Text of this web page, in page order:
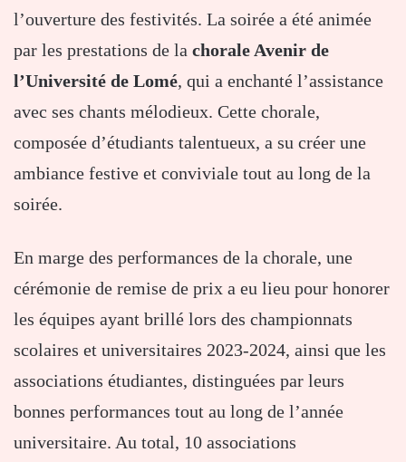
l’ouverture des festivités. La soirée a été animée
par les prestations de la chorale Avenir de
l’Université de Lomé, qui a enchanté l’assistance
avec ses chants mélodieux. Cette chorale,
composée d’étudiants talentueux, a su créer une
ambiance festive et conviviale tout au long de la
soirée.
En marge des performances de la chorale, une
cérémonie de remise de prix a eu lieu pour honorer
les équipes ayant brillé lors des championnats
scolaires et universitaires 2023-2024, ainsi que les
associations étudiantes, distinguées par leurs
bonnes performances tout au long de l’année
universitaire. Au total, 10 associations